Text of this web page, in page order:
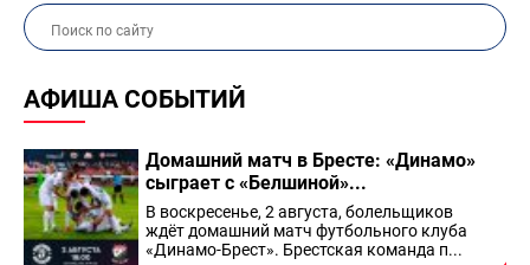
АФИША СОБЫТИЙ
Домашний матч в Бресте: «Динамо»
сыграет с «Белшиной»...
В воскресенье, 2 августа, болельщиков
ждёт домашний матч футбольного клуба
«Динамо-Брест». Брестская команда п...